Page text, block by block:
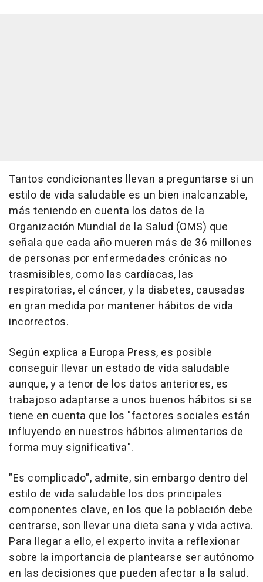
Tantos condicionantes llevan a preguntarse si un
estilo de vida saludable es un bien inalcanzable,
más teniendo en cuenta los datos de la
Organización Mundial de la Salud (OMS) que
señala que cada año mueren más de 36 millones
de personas por enfermedades crónicas no
trasmisibles, como las cardíacas, las
respiratorias, el cáncer, y la diabetes, causadas
en gran medida por mantener hábitos de vida
incorrectos.
Según explica a Europa Press, es posible
conseguir llevar un estado de vida saludable
aunque, y a tenor de los datos anteriores, es
trabajoso adaptarse a unos buenos hábitos si se
tiene en cuenta que los "factores sociales están
influyendo en nuestros hábitos alimentarios de
forma muy significativa".
"Es complicado", admite, sin embargo dentro del
estilo de vida saludable los dos principales
componentes clave, en los que la población debe
centrarse, son llevar una dieta sana y vida activa.
Para llegar a ello, el experto invita a reflexionar
sobre la importancia de plantearse ser autónomo
en las decisiones que pueden afectar a la salud.